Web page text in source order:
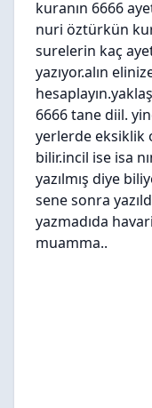
kuranın 6666
nuri öztürkün
surelerin kaç
yazıyor.alın
6666 tane diil.
yerlerde eksiklik
bilir.incil ise isa
yazılmış diye
sene sonra
yazmadıda
muamma..